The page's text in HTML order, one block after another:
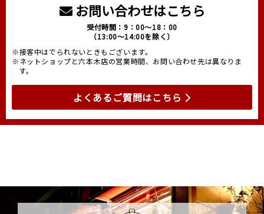
お問い合わせはこちら
受付時間：9：00～18：00
（13:00～14:00を除く）
※接客中はでられないときもございます。
※ネットショップと六本木店の営業時間、お問い合わせ先は異なりま
す。
よくあるご質問はこちら